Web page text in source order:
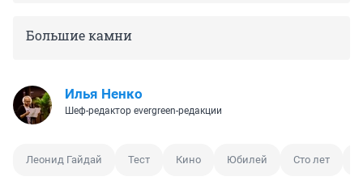
Большие камни
Илья Ненко
Шеф-редактор evergreen-редакции
Леонид Гайдай Тест Кино Юбилей Сто лет